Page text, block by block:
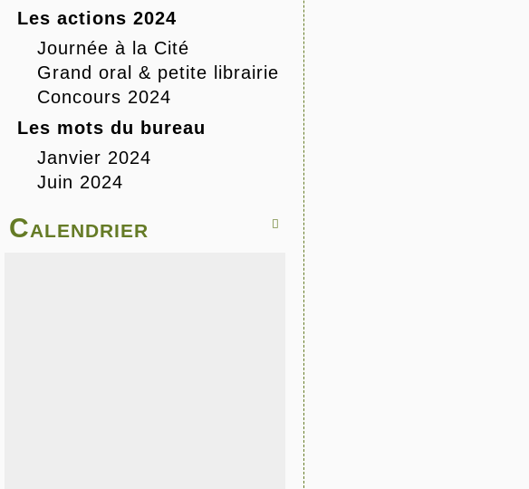
Les actions 2024
Journée à la Cité
Grand oral & petite librairie
Concours 2024
Les mots du bureau
Janvier 2024
Juin 2024

Calendrier